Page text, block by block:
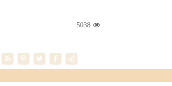
5038